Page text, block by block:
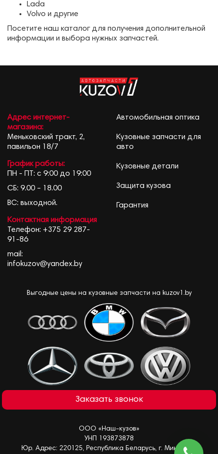
Lada
Volvo и другие
Посетите наш каталог для получения дополнительной
информации и выбора нужных запчастей.
Адрес интернет-
магазина:
Меньковский тракт, 2,
павильон 18/7
График работы:
ПН - ПТ: с 9:00 до 19:00
СБ: 9.00 – 18.00
ВС: выходной.
Контактная информация
Телефон: +375 29 287-
91-86
mail:
infokuzov@yandex.by
Автомобильная оптика
Кузовные запчасти для
авто
Кузовные детали
Защита кузова
Гарантия
Выгодные цены на кузовные запчасти на kuzov1.by
Заказать звонок
ООО «Наш-кузов»
УНП 193873878
Юр. Адрес: 220125, Республика Беларусь, г. Минск, ул.